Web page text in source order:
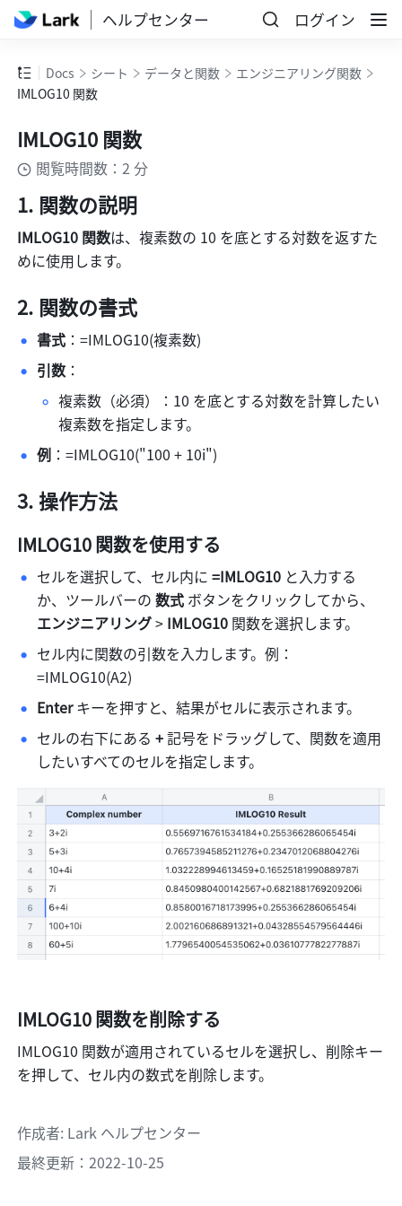
ヘルプセンター ログイン
Docs シート データと関数
エンジニアリング関数
IMLOG10 関数
IMLOG10 関数
閲覧時間数：2 分
関数の説明
IMLOG10 関数は、複素数の 10 を底とする対数を返すた
めに使用します。
関数の書式
書式 ：=IMLOG10(複素数)
引数 ：
複素数（必須）：10 を底とする対数を計算したい
複素数を指定します。
例 ：=IMLOG10("100 + 10i")
操作方法
IMLOG10 関数を使用する
セルを選択して、セル内に =IMLOG10 と入力する
か、ツールバーの 数式 ボタンをクリックしてから、
エンジニアリング > IMLOG10 関数を選択します。
セル内に関数の引数を入力します。例：
=IMLOG10(A2)
Enter キーを押すと、結果がセルに表示されます。
セルの右下にある + 記号をドラッグして、関数を適用
したいすべてのセルを指定します。
IMLOG10 関数を削除する
IMLOG10 関数が適用されているセルを選択し、削除キー
を押して、セル内の数式を削除します。
作成者: Lark ヘルプセンター
最終更新：2022-10-25